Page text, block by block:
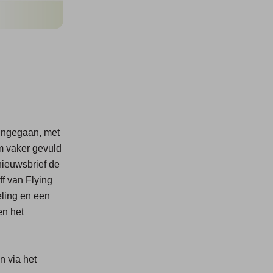
met
vaker gevuld
de
van Flying
en een
het
via het